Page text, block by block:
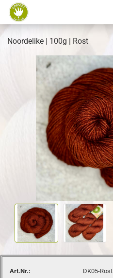
Noordelike | 100g | Rost
Art.Nr.:
DK05-Rost